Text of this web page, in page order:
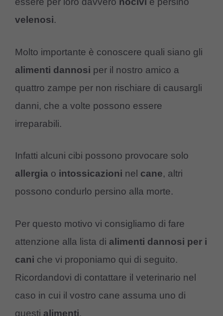
velenosi.
Molto importante è conoscere quali siano gli
alimenti dannosi per il nostro amico a
quattro zampe per non rischiare di causargli
danni, che a volte possono essere
irreparabili.
Infatti alcuni cibi possono provocare solo
allergia o intossicazioni nel cane, altri
possono condurlo persino alla morte.
Per questo motivo vi consigliamo di fare
attenzione alla lista di alimenti dannosi per i
cani che vi proponiamo qui di seguito.
Ricordandovi di contattare il veterinario nel
caso in cui il vostro cane assuma uno di
questi alimenti.